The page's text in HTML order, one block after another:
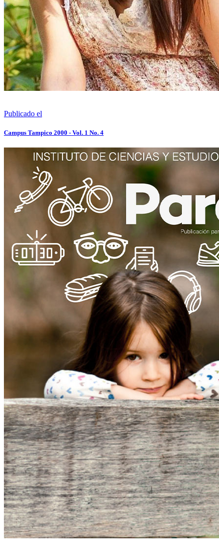
Publicado el
Campus Tampico 2000 - Vol. 1 No. 4